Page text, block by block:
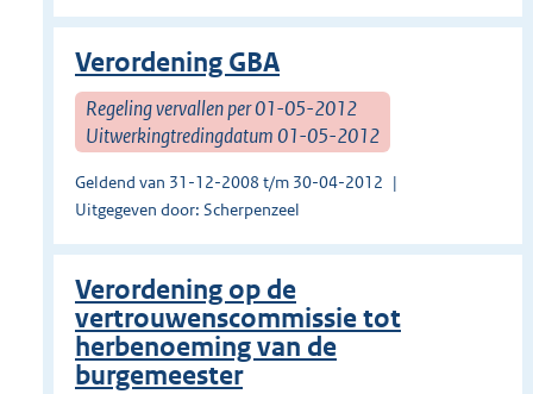
Verordening GBA
Regeling vervallen per 01-05-2012
Uitwerkingtredingdatum 01-05-2012
Geldend van 31-12-2008 t/m 30-04-2012
Uitgegeven door: Scherpenzeel
Verordening op de
vertrouwenscommissie tot
herbenoeming van de
burgemeester